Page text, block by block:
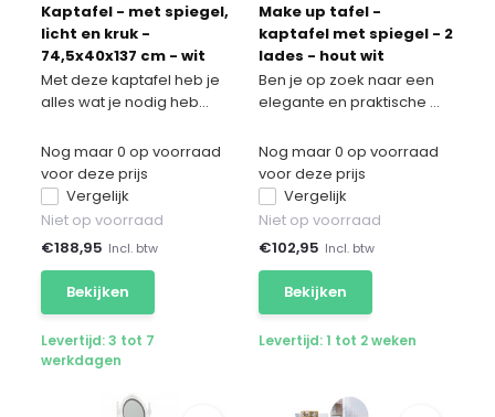
Kaptafel - met spiegel,
licht en kruk -
74,5x40x137 cm - wit
Met deze kaptafel heb je
alles wat je nodig heb...
Nog maar 0 op voorraad
voor deze prijs
Vergelijk
Niet op voorraad
€188,95 Incl. btw
Bekijken
Levertijd: 3 tot 7
werkdagen
Make up tafel -
kaptafel met spiegel - 2
lades - hout wit
Ben je op zoek naar een
elegante en praktische ...
Nog maar 0 op voorraad
voor deze prijs
Vergelijk
Niet op voorraad
€102,95 Incl. btw
Bekijken
Levertijd: 1 tot 2 weken